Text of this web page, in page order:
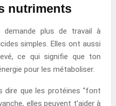
nutriments
plus de travail à
simples. Elles ont aussi
ce qui signifie que ton
pour les métaboliser.
dire que les protéines “font
elles peuvent t’aider à